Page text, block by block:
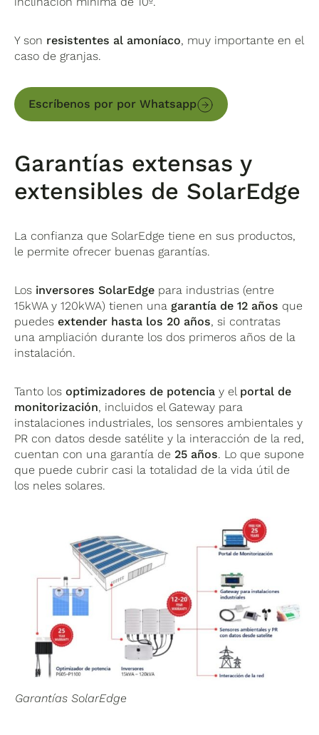
Y son resistentes al amoníaco, muy importante en el
caso de granjas.
Escríbenos por por Whatsapp
Garantías extensas y
extensibles de SolarEdge
La confianza que SolarEdge tiene en sus productos,
le permite ofrecer buenas garantías.
Los inversores SolarEdge para industrias (entre
15kWA y 120kWA) tienen una garantía de 12 años que
puedesextender hasta los 20 años, si contratas
una ampliación durante los dos primeros años de la
instalación.
Tanto losoptimizadores de potencia y el portal de
monitorización, incluidos el Gateway para
instalaciones industriales, los sensores ambientales y
PR con datos desde satélite y la interacción de la red,
cuentan con una garantía de 25 años. Lo que supone
que puede cubrir casi la totalidad de la vida útil de
los neles solares.
Garantías SolarEdge